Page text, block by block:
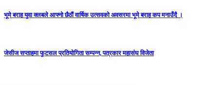
भूमे बराह युवा क्लबले आफ्नो छैठौं वार्षिक उत्सवको अवसरमा भूमे बराह कप मनाउँदै ।
जेसीज सप्ताहमा फुटसल प्रतियोगिता सम्पन्न, पत्रकार महासंघ विजेता